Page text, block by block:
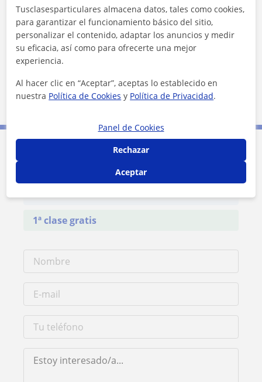
+ −
5 km
1ª clase gratis
Tusclasesparticulares almacena datos, tales como cookies,
para garantizar el funcionamiento básico del sitio,
personalizar el contenido, adaptar los anuncios y medir
su eficacia, así como para ofrecerte una mejor
experiencia.
Al hacer clic en “Aceptar”, aceptas lo establecido en
nuestra Política de Cookies y Política de Privacidad.
Panel de Cookies
Rechazar
Aceptar